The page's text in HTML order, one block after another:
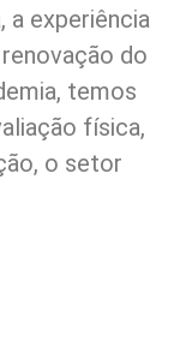
a experiência
do
temos
física,
o setor